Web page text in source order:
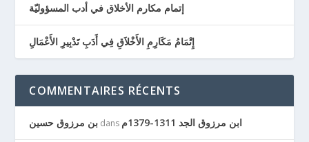
إتمام مكارم الأخلاق في أدب المسؤوليّة
إِتْمَامُ مَكَارِمِ الأَخْلاَقِ فِي أَدَبِ تَدْبِيرِ الأَعْمَالِ
COMMENTAIRES RÉCENTS
بن مرزوق حسين dans ابن مرزوق الجد 1311-1379م